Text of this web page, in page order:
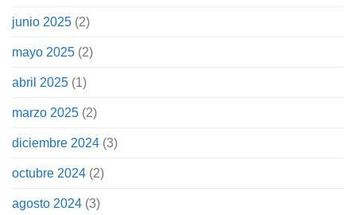
junio 2025 (2)
mayo 2025 (2)
abril 2025 (1)
marzo 2025 (2)
diciembre 2024 (3)
octubre 2024 (2)
agosto 2024 (3)